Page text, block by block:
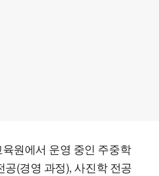
원에서 운영 중인 주중학
공(경영 과정), 사진학 전공